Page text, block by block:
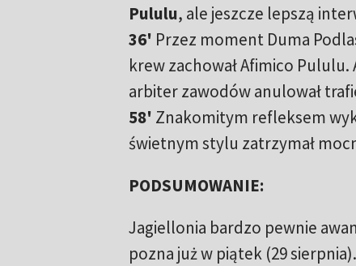
Pululu, ale jeszcze lepszą
36' Przez moment Duma
krew zachował Afimico Pululu.
arbiter zawodów anulował
58' Znakomitym refleksem
świetnym stylu zatrzymał
PODSUMOWANIE:
Jagiellonia bardzo pewnie
pozna już w piątek (29